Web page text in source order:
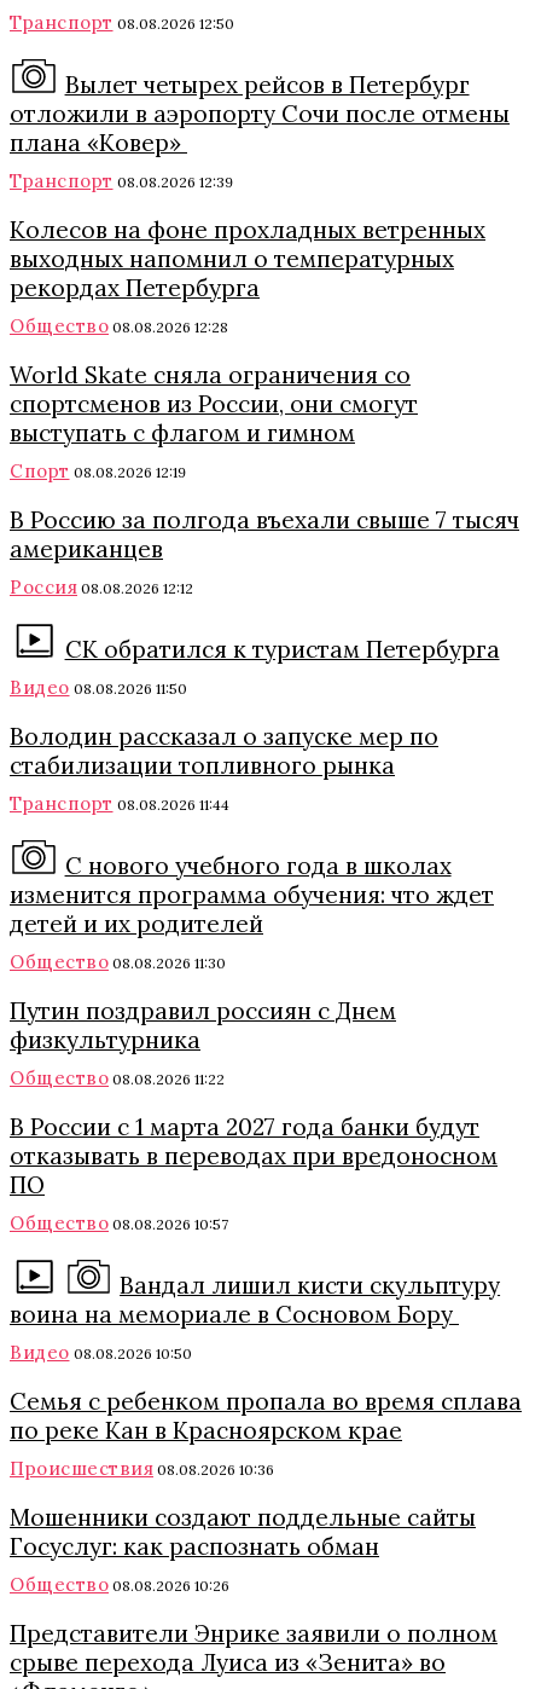
Транспорт 08.08.2026 12:50
Вылет четырех рейсов в Петербург
отложили в аэропорту Сочи после отмены
плана «Ковер»
Транспорт 08.08.2026 12:39
Колесов на фоне прохладных ветренных
выходных напомнил о температурных
рекордах Петербурга
Общество 08.08.2026 12:28
World Skate сняла ограничения со
спортсменов из России, они смогут
выступать с флагом и гимном
Спорт 08.08.2026 12:19
В Россию за полгода въехали свыше 7 тысяч
американцев
Россия 08.08.2026 12:12
СК обратился к туристам Петербурга
Видео 08.08.2026 11:50
Володин рассказал о запуске мер по
стабилизации топливного рынка
Транспорт 08.08.2026 11:44
С нового учебного года в школах
изменится программа обучения: что ждет
детей и их родителей
Общество 08.08.2026 11:30
Путин поздравил россиян с Днем
физкультурника
Общество 08.08.2026 11:22
В России с 1 марта 2027 года банки будут
отказывать в переводах при вредоносном
ПО
Общество 08.08.2026 10:57
Вандал лишил кисти скульптуру
воина на мемориале в Сосновом Бору
Видео 08.08.2026 10:50
Семья с ребенком пропала во время сплава
по реке Кан в Красноярском крае
Происшествия 08.08.2026 10:36
Мошенники создают поддельные сайты
Госуслуг: как распознать обман
Общество 08.08.2026 10:26
Представители Энрике заявили о полном
срыве перехода Луиса из «Зенита» во